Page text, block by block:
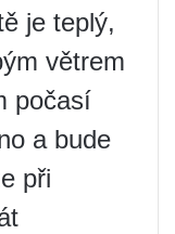
je teplý,
větrem
počasí
a bude
při